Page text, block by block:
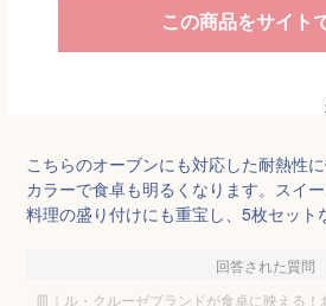
この商品をサイト
こちらのオーブンにも対応した耐熱性
カラーで食卓も明るくなります。スイ
料理の盛り付けにも重宝し、5枚セット
回答された質問
皿｜ル・クルーゼブランドが食卓に映える！